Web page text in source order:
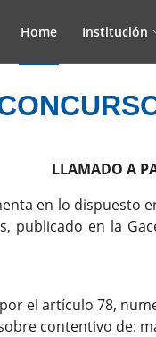
Home Institución
LLAMADO A
en lo dispuesto
publicado en la
el artículo 78,
contentivo de: